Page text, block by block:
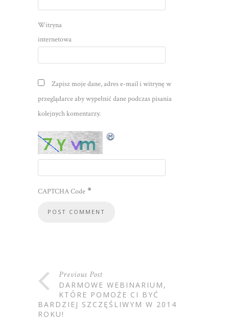
Witryna
internetowa
Zapisz moje dane, adres e-mail i witrynę w
przeglądarce aby wypełnić dane podczas pisania
kolejnych komentarzy.
CAPTCHA Code *
Previous Post
DARMOWE WEBINARIUM,
KTÓRE POMOŻE CI BYĆ
BARDZIEJ SZCZĘŚLIWYM W 2014
ROKU!